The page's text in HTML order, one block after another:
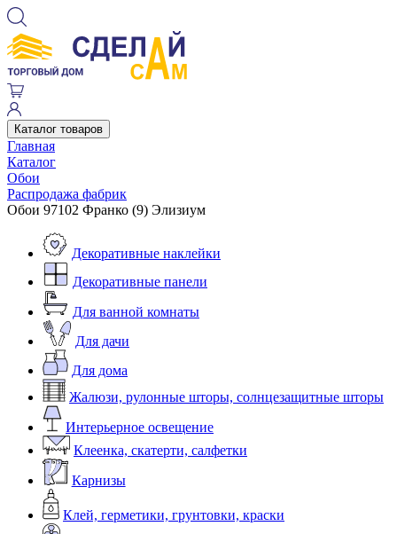
Каталог товаров
Главная
Каталог
Обои
Распродажа фабрик
Обои 97102 Франко (9) Элизиум
Декоративные наклейки
Декоративные панели
Для ванной комнаты
Для дачи
Для дома
Жалюзи, рулонные шторы, солнцезащитные шторы
Интерьерное освещение
Клеенка, скатерти, салфетки
Карнизы
Клей, герметики, грунтовки, краски